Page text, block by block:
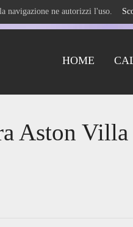
navigazione ne autorizzi l'uso.
HOME
Aston